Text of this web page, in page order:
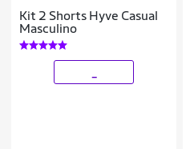
Kit 2 Shorts Hyve Casual
Masculino